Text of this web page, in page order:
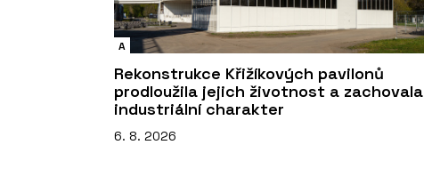
A
Rekonstrukce Křižíkových pavilonů
prodloužila jejich životnost a zachovala
industriální charakter
6. 8. 2026